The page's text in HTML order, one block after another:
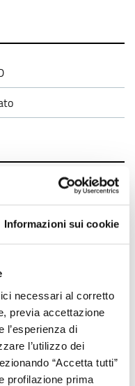
Informazioni sui cookie
necessari al corretto
previa accettazione
l’esperienza di
l’utilizzo dei
“Accetta tutti”
profilazione prima